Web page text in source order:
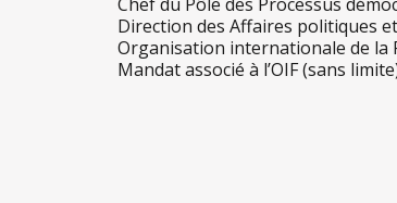
Direction des Affaires politiques
Organisation internationale de la
Mandat associé à l’OIF (sans